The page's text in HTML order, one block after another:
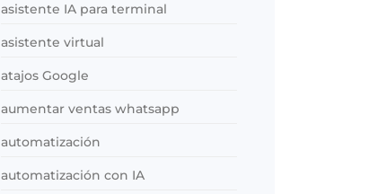
asistente IA para terminal
asistente virtual
atajos Google
aumentar ventas whatsapp
automatización
automatización con IA